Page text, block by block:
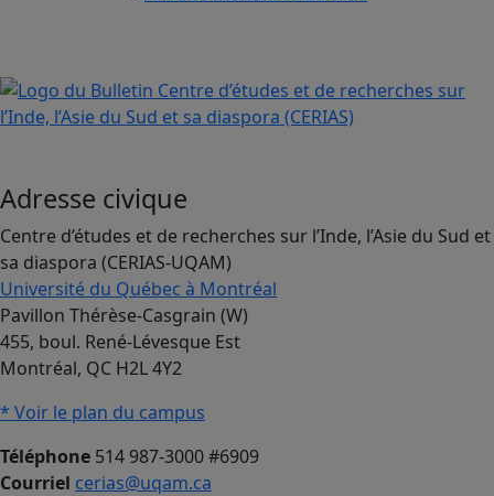
Adresse civique
Centre d’études et de recherches sur l’Inde, l’Asie du Sud et
sa diaspora (CERIAS-UQAM)
Université du Québec à Montréal
Pavillon Thérèse-Casgrain (W)
455, boul. René-Lévesque Est
Montréal, QC H2L 4Y2
* Voir le plan du campus
Téléphone 514 987-3000 #6909
Courriel cerias@uqam.ca